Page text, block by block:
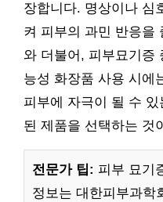
장합니다. 명상이나 심
켜 피부의 과민 반응을
와 더불어, 피부묘기증
능성 화장품 사용 시에
피부에 자극이 될 수 있
된 제품을 선택하는 것
전문가 팁: 피부 묘기
정보는 대한피부과학